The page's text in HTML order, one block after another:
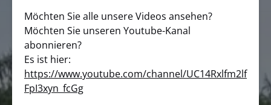
Möchten Sie alle unsere Videos ansehen?
Möchten Sie unseren Youtube-Kanal
abonnieren?
Es ist hier:
https://www.youtube.com/channel/UC14Rxlfm2lf
FpI3xyn_fcGg